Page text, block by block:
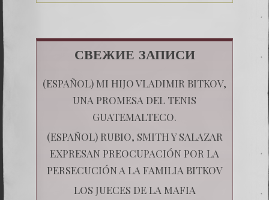
СВЕЖИЕ ЗАПИСИ
(ESPAÑOL) MI HIJO VLADIMIR BITKOV,
UNA PROMESA DEL TENIS
GUATEMALTECO.
(ESPAÑOL) RUBIO, SMITH Y SALAZAR
EXPRESAN PREOCUPACIÓN POR LA
PERSECUCIÓN A LA FAMILIA BITKOV
LOS JUECES DE LA MAFIA